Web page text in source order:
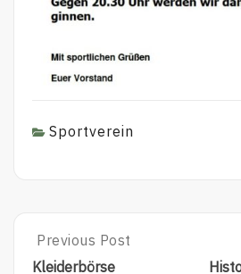
Sportverein
Previous Post
Kleiderbörse